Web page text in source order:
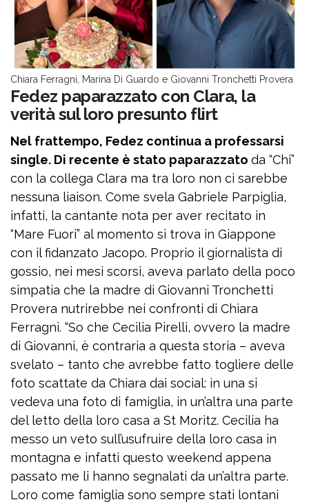
Chiara Ferragni, Marina Di Guardo e Giovanni Tronchetti Provera
Fedez paparazzato con Clara, la
verità sul loro presunto flirt
Nel frattempo, Fedez continua a professarsi
single. Di recente è stato paparazzato da “Chi”
con la collega Clara ma tra loro non ci sarebbe
nessuna liaison. Come svela Gabriele Parpiglia,
infatti, la cantante nota per aver recitato in
“Mare Fuori” al momento si trova in Giappone
con il fidanzato Jacopo. Proprio il giornalista di
gossio, nei mesi scorsi, aveva parlato della poco
simpatia che la madre di Giovanni Tronchetti
Provera nutrirebbe nei confronti di Chiara
Ferragni. “So che Cecilia Pirelli, ovvero la madre
di Giovanni, è contraria a questa storia – aveva
svelato – tanto che avrebbe fatto togliere delle
foto scattate da Chiara dai social: in una si
vedeva una foto di famiglia, in un’altra una parte
del letto della loro casa a St Moritz. Cecilia ha
messo un veto sull’usufruire della loro casa in
montagna e infatti questo weekend appena
passato me li hanno segnalati da un’altra parte.
Loro come famiglia sono sempre stati lontani